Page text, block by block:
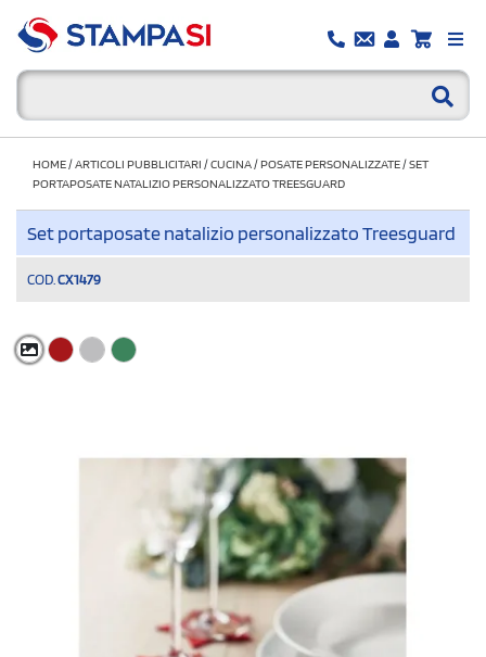
HOME/ARTICOLI PUBBLICITARI /CUCINA/POSATE PERSONALIZZATE/SET
PORTAPOSATE NATALIZIO PERSONALIZZATO TREESGUARD
Set portaposate natalizio personalizzato Treesguard
COD. CX1479